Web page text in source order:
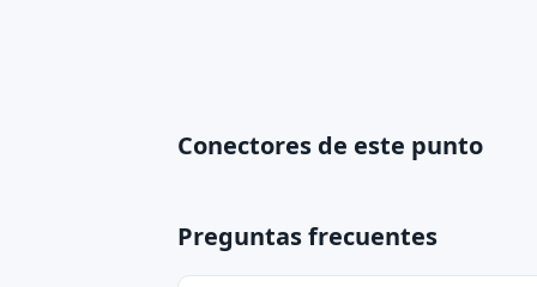
Conectores de este punto
Preguntas frecuentes